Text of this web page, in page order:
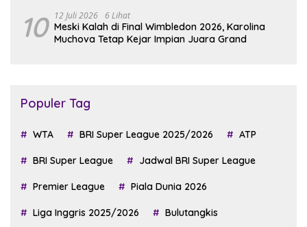
10 12 Juli 2026 6 Lihat
Meski Kalah di Final Wimbledon 2026, Karolina
Muchova Tetap Kejar Impian Juara Grand
Populer Tag
WTA BRI Super League 2025/2026 ATP
BRI Super League Jadwal BRI Super League
Premier League Piala Dunia 2026
Liga Inggris 2025/2026 Bulutangkis